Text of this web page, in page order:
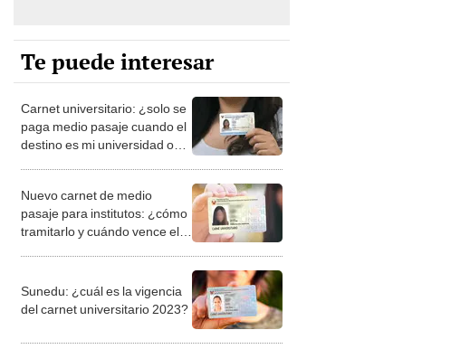
Te puede interesar
Carnet universitario: ¿solo se
paga medio pasaje cuando el
destino es mi universidad o
Nuevo carnet de medio
pasaje para institutos: ¿cómo
tramitarlo y cuándo vence el
Sunedu: ¿cuál es la vigencia
del carnet universitario 2023?